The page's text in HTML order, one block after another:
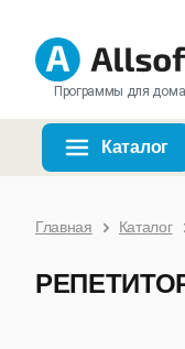
Программы для дома
Каталог
Главная Каталог